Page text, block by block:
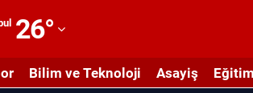
26°
Bilim ve Teknoloji Asayiş Eğitim